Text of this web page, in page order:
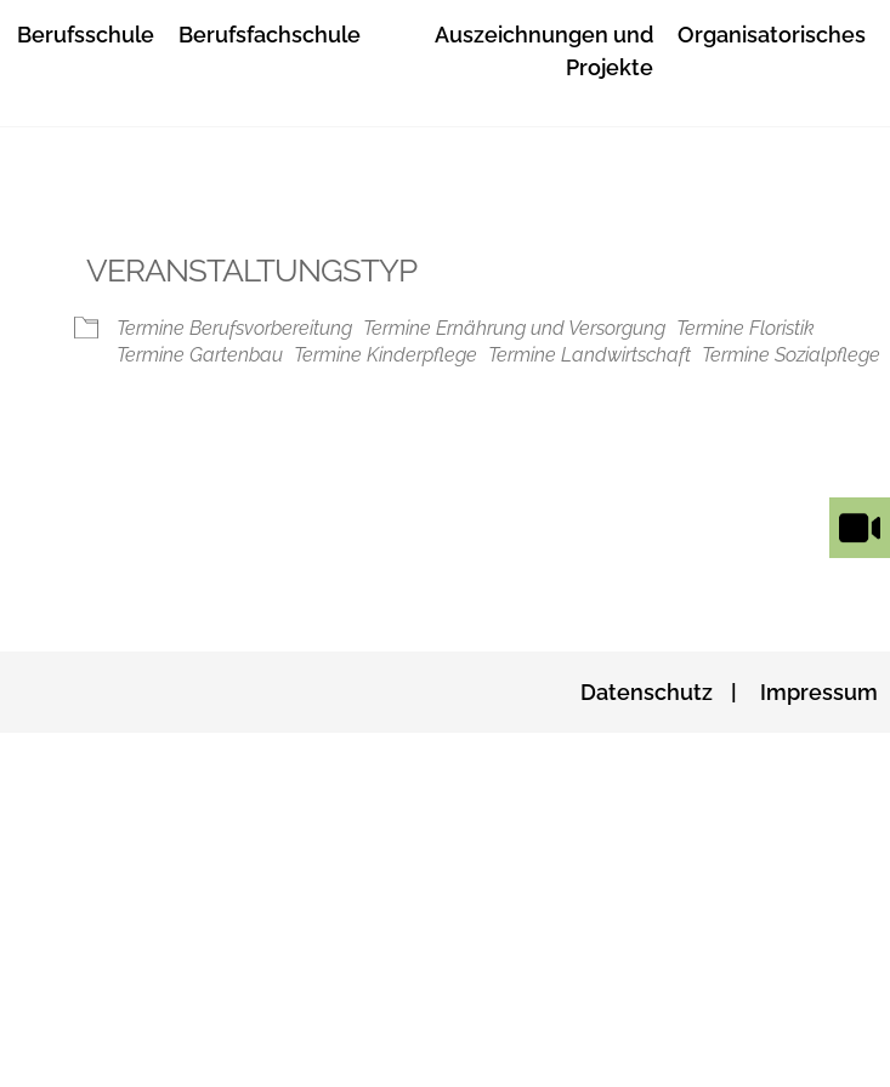
Berufsschule Berufsfachschule
Auszeichnungen und
Projekte
Organisatorisches
VERANSTALTUNGSTYP
Termine Berufsvorbereitung Termine Ernährung und Versorgung Termine Floristik
Termine Gartenbau Termine Kinderpflege Termine Landwirtschaft Termine Sozialpflege
Datenschutz Impressum